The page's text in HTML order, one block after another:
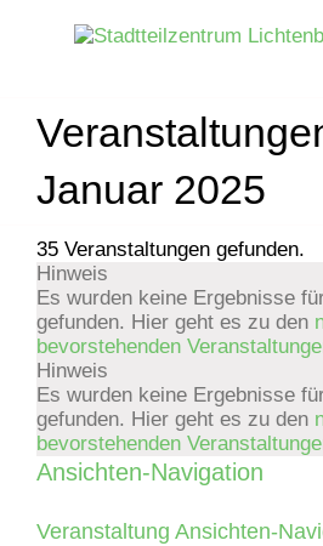
Januar 2025
35 Veranstaltungen gefunden.
Hinweis
Es wurden keine Ergebnisse
gefunden. Hier geht es zu den
bevorstehenden
Hinweis
Es wurden keine Ergebnisse
gefunden. Hier geht es zu den
bevorstehenden
Ansichten-Navigation
Veranstaltung Ansichten-